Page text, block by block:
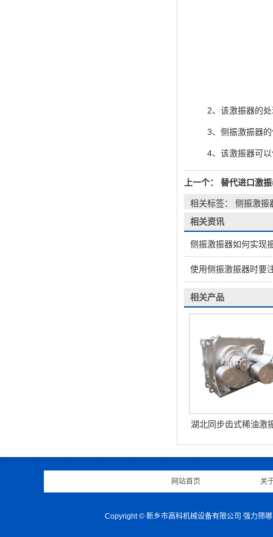
2、该激振器的处
3、侧振激振器的
4、该激振器可以
上一个： 替代进口激
相关标签： 侧振激振
相关资讯
侧振激振器如何实现
使用侧振激振器时要
相关产品
湖北同步齿式稀油激
网站首页 关
Copyright © 新乡市高科机械设备有限公司 强力筛